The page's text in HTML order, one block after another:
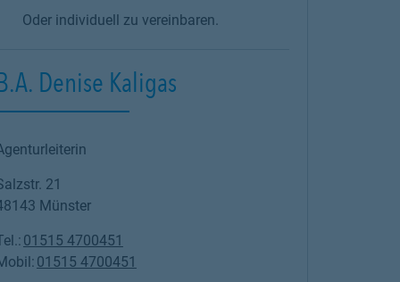
Oder individuell zu vereinbaren.
Denise Kaligas
21
Münster
01515 4700451
01515 4700451